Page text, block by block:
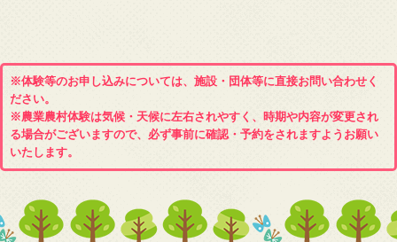
※体験等のお申し込みについては、施設・団体等に直接お問い合わせく
ださい。
※農業農村体験は気候・天候に左右されやすく、時期や内容が変更され
る場合がございますので、必ず事前に確認・予約をされますようお願い
いたします。